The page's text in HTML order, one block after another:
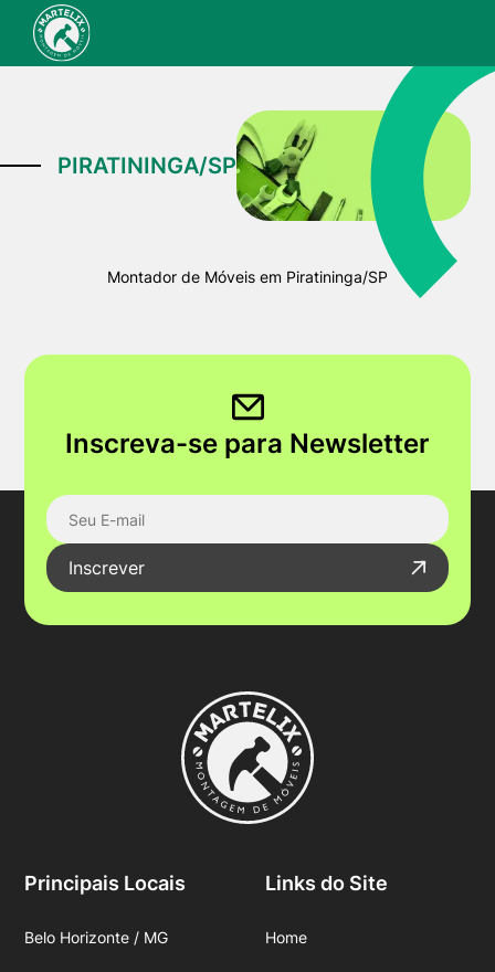
PIRATININGA/SP
Montador de Móveis em Piratininga/SP
Inscreva-se para Newsletter
Inscrever
Principais Locais
Belo Horizonte / MG
Links do Site
Home